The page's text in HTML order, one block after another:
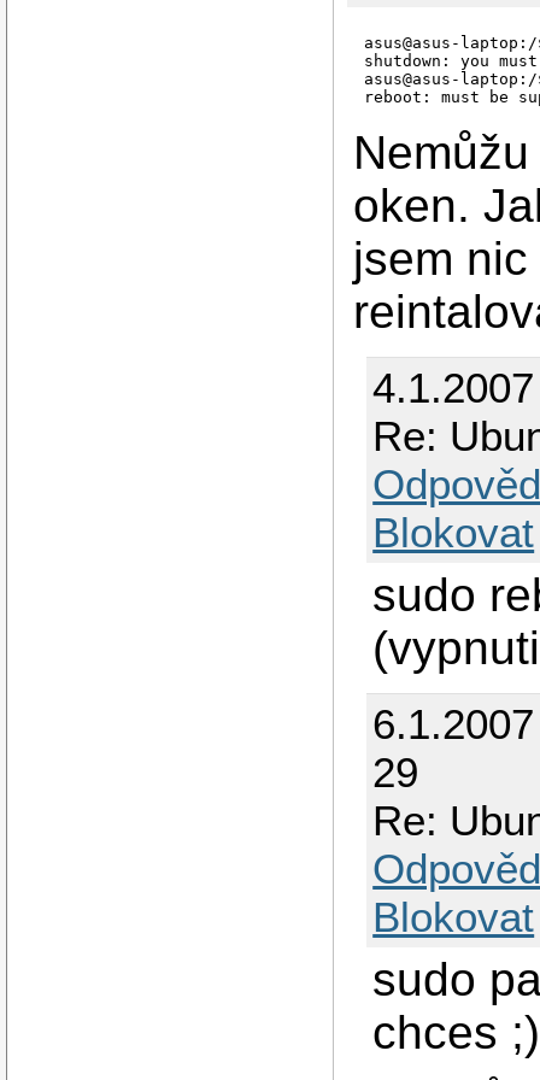
asus@asus-
shutdown: you
asus@asus-
oken.
jsem
Re:
Blokovat
sudo
29
Re:
Blokovat
sudo
chces ;)